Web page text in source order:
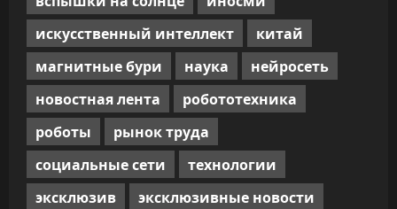
искусственный интеллект
китай
магнитные бури
наука
нейросеть
новостная лента
робототехника
роботы
рынок труда
социальные сети
технологии
эксклюзив
эксклюзивные новости